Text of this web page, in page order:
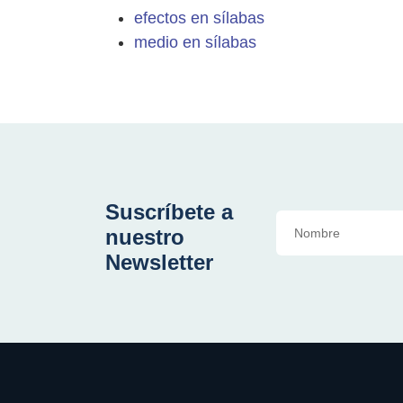
efectos en sílabas
medio en sílabas
Suscríbete a
nuestro
Newsletter